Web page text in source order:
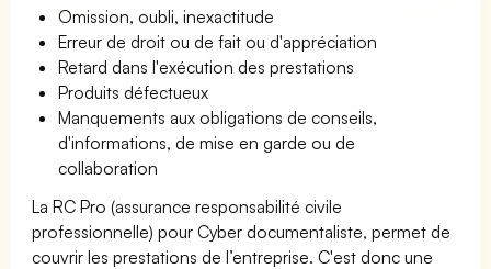
Omission, oubli, inexactitude
Erreur de droit ou de fait ou d'appréciation
Retard dans l'exécution des prestations
Produits défectueux
Manquements aux obligations de conseils,
d'informations, de mise en garde ou de
collaboration
La RC Pro (assurance responsabilité civile
professionnelle) pour Cyber documentaliste, permet de
couvrir les prestations de l’entreprise. C'est donc une